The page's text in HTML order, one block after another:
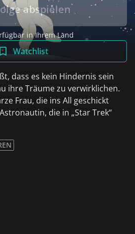
abspielen
in Ihrem Land
Watchlist
dass es kein Hindernis sein
ihre Träume zu verwirklichen.
Frau, die ins All geschickt
die in „Star Trek“